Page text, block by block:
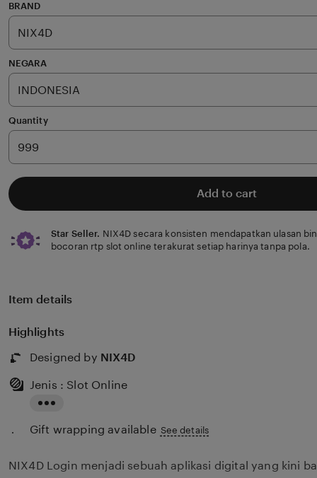
5
BRAND
NEGARA
Quantity
Add to cart
Star Seller. NIX4D secara konsisten mendapatkan ulasan
bocoran rtp slot online terakurat setiap harinya tanpa pola.
Item details
Highlights
Designed by NIX4D
the
description
Jenis : Slot Online
Gift wrapping available See details
NIX4D Login menjadi sebuah aplikasi digital yang kini